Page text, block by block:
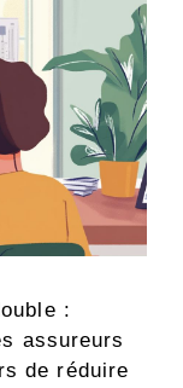
:
assureurs
de réduire